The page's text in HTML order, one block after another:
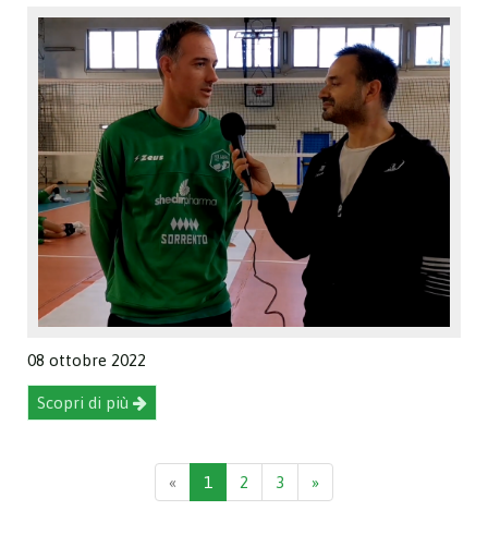
08 ottobre 2022
Scopri di più
« 1 2 3 »